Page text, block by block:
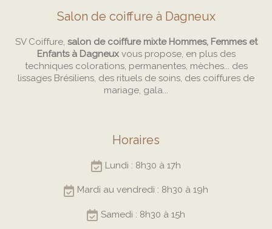
Salon de coiffure à Dagneux
SV Coiffure, salon de coiffure mixte Hommes, Femmes et
Enfants à Dagneuxvous propose, en plus des
techniques colorations, permanentes, mèches... des
lissages Brésiliens, des rituels de soins, des coiffures de
mariage, gala...
Horaires
Lundi : 8h30 à 17h
Mardi au vendredi : 8h30 à 19h
Samedi : 8h30 à 15h